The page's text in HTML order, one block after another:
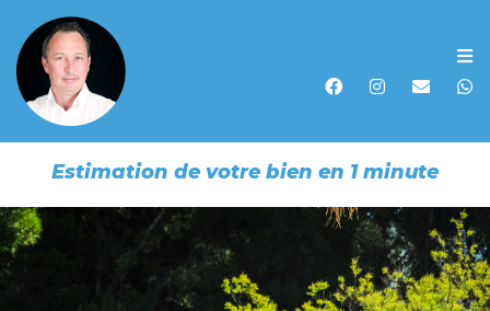
Acheter
Vendre
Louer
Estimation de votre bien en 1 minute